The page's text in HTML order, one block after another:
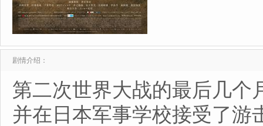
剧情介绍：
第二次世界大战的最后几个
并在日本军事学校接受了游